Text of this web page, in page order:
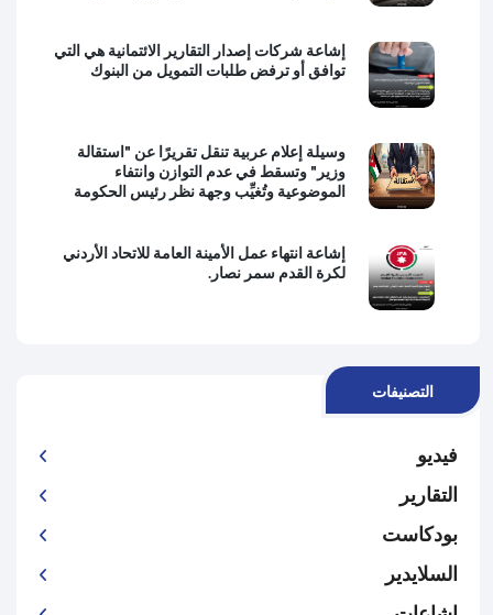
إشاعة شركات إصدار التقارير الائتمانية هي التي
توافق أو ترفض طلبات التمويل من البنوك
وسيلة إعلام عربية تنقل تقريرًا عن "استقالة
وزير" وتسقط في عدم التوازن وانتفاء
الموضوعية وتُغيِّب وجهة نظر رئيس الحكومة
إشاعة انتهاء عمل الأمينة العامة للاتحاد الأردني
لكرة القدم سمر نصار.
التصنيفات
فيديو
التقارير
بودكاست
السلايدير